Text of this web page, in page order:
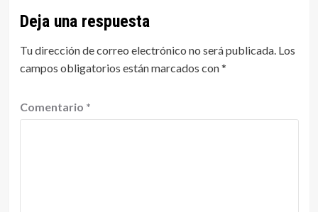
Deja una respuesta
Tu dirección de correo electrónico no será publicada. Los
campos obligatorios están marcados con*
Comentario *